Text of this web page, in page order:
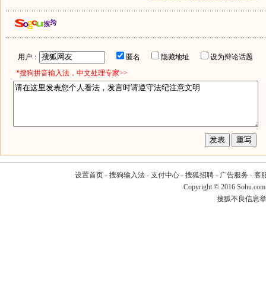
用户： 匿名 隐藏地址
设为辩论话题
*搜狗拼音输入法，中文处理专家>>
设置首页- 搜狗输入法- 支付中心- 搜狐招聘- 广告服务 - 客
Copyright © 2016
搜狐不良信息